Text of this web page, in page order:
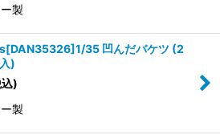
製
35 凹んだバケツ (2
)
)
製